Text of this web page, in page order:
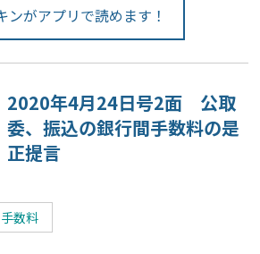
ンがアプリで読めます！
2020年4月24日号2面 公取
委、振込の銀行間手数料の是
正提言
手数料